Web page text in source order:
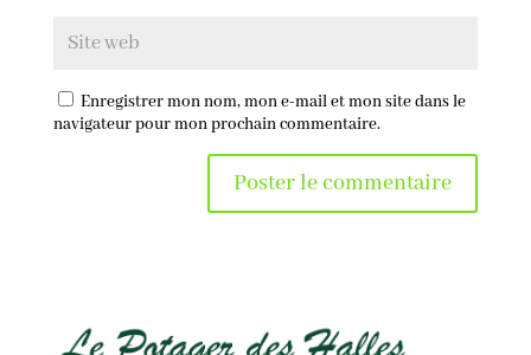
Enregistrer mon nom, mon e-mail et mon site dans le
navigateur pour mon prochain commentaire.